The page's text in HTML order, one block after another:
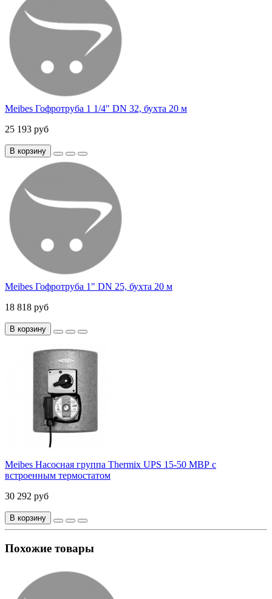
Meibes Гофротруба 1 1/4" DN 32, бухта 20 м
25 193 руб
В корзину
Meibes Гофротруба 1" DN 25, бухта 20 м
18 818 руб
В корзину
Meibes Насосная группа Thermix UPS 15-50 МВР с
встроенным термостатом
30 292 руб
В корзину
Похожие товары